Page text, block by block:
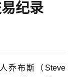
纪录
乔布斯（Steve